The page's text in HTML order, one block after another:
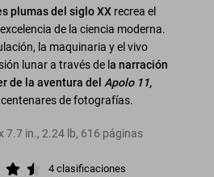
plumas del siglo XXrecrea el
de la ciencia moderna.
la maquinaria y el vivo
lunar a través de l a narración
de la aventura del Apolo 11,
de fotografías.
7.7 in., 2.24 lb, 616 páginas
4 clasificaciones